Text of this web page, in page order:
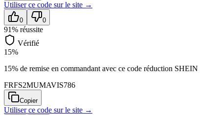
Utiliser ce code surle site →
0 0
91% réussite
Vérifié
15%
15% de remise en commandant avec ce code réduction SHEIN
FRFS2MUMAVIS786
Copier
Utiliser ce code surle site →